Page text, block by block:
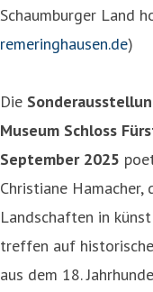
Schaumburger Land
remeringhausen.de)
Die
Museum Schloss
September 2025
Christiane
Landschaften in
treffen auf
aus dem 18.